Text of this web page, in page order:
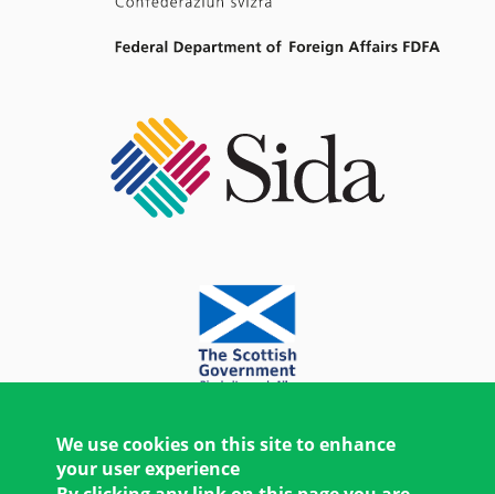
We use cookies on this site to enhance
your user experience